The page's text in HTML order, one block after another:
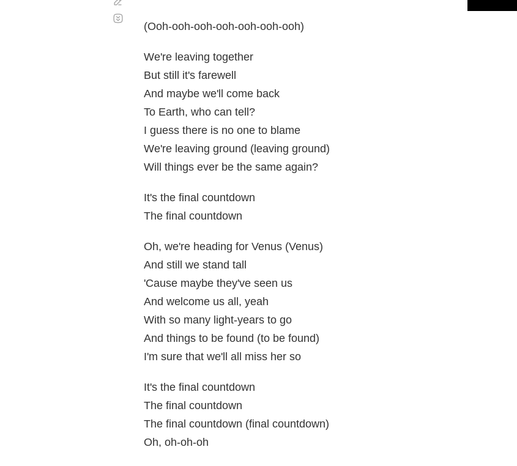
(Ooh-ooh-ooh-ooh-ooh-ooh-ooh)
We're leaving together
But still it's farewell
And maybe we'll come back
To Earth, who can tell?
I guess there is no one to blame
We're leaving ground (leaving ground)
Will things ever be the same again?
It's the final countdown
The final countdown
Oh, we're heading for Venus (Venus)
And still we stand tall
'Cause maybe they've seen us
And welcome us all, yeah
With so many light-years to go
And things to be found (to be found)
I'm sure that we'll all miss her so
It's the final countdown
The final countdown
The final countdown (final countdown)
Oh, oh-oh-oh
automático